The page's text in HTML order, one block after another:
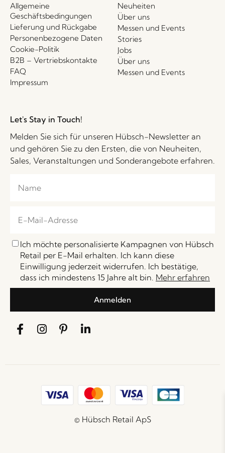
Allgemeine
Geschäftsbedingungen
Lieferung und Rückgabe
Personenbezogene Daten
Cookie-Politik
B2B – Vertriebskontakte
FAQ
Impressum
Neuheiten
Über uns
Messen und Events
Stories
Jobs
Über uns
Messen und Events
Let's Stay in Touch!
Melden Sie sich für unseren Hübsch-Newsletter an
und gehören Sie zu den Ersten, die von Neuheiten,
Sales, Veranstaltungen und Sonderangebote erfahren.
Ich möchte personalisierte Kampagnen von Hübsch
Retail per E-Mail erhalten. Ich kann diese
Einwilligung jederzeit widerrufen. Ich bestätige,
dass ich mindestens 15 Jahre alt bin. Mehr erfahren
Anmelden
© Hübsch Retail ApS